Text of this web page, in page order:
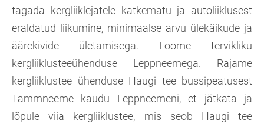
tagada kergliiklejatele katkematu ja autoliiklusest
eraldatud liikumine, minimaalse arvu ülekäikude ja
äärekivide ületamisega. Loome tervikliku
kergliiklusteeühenduse Leppneemega. Rajame
kergliiklustee ühenduse Haugi tee bussipeatusest
Tammneeme kaudu Leppneemeni, et jätkata ja
lõpule viia kergliiklustee, mis seob Haugi tee